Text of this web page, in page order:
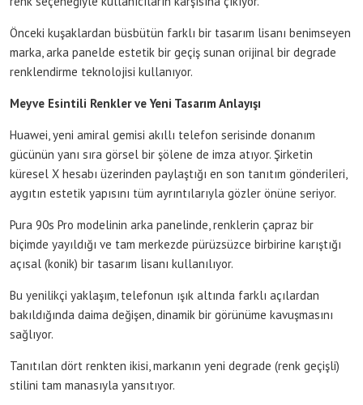
Önceki kuşaklardan büsbütün farklı bir tasarım lisanı benimseyen
marka, arka panelde estetik bir geçiş sunan orijinal bir degrade
renklendirme teknolojisi kullanıyor.
Meyve Esintili Renkler ve Yeni Tasarım Anlayışı
Huawei, yeni amiral gemisi akıllı telefon serisinde donanım
gücünün yanı sıra görsel bir şölene de imza atıyor. Şirketin
küresel X hesabı üzerinden paylaştığı en son tanıtım gönderileri,
aygıtın estetik yapısını tüm ayrıntılarıyla gözler önüne seriyor.
Pura 90s Pro modelinin arka panelinde, renklerin çapraz bir
biçimde yayıldığı ve tam merkezde pürüzsüzce birbirine karıştığı
açısal (konik) bir tasarım lisanı kullanılıyor.
Bu yenilikçi yaklaşım, telefonun ışık altında farklı açılardan
bakıldığında daima değişen, dinamik bir görünüme kavuşmasını
sağlıyor.
Tanıtılan dört renkten ikisi, markanın yeni degrade (renk geçişli)
stilini tam manasıyla yansıtıyor.